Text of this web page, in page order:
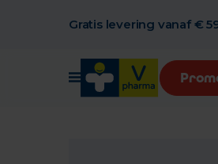
Gratis levering vanaf €